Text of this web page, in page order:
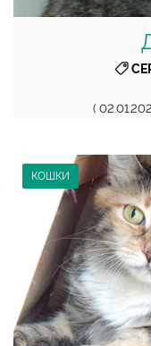
(
КОШКИ